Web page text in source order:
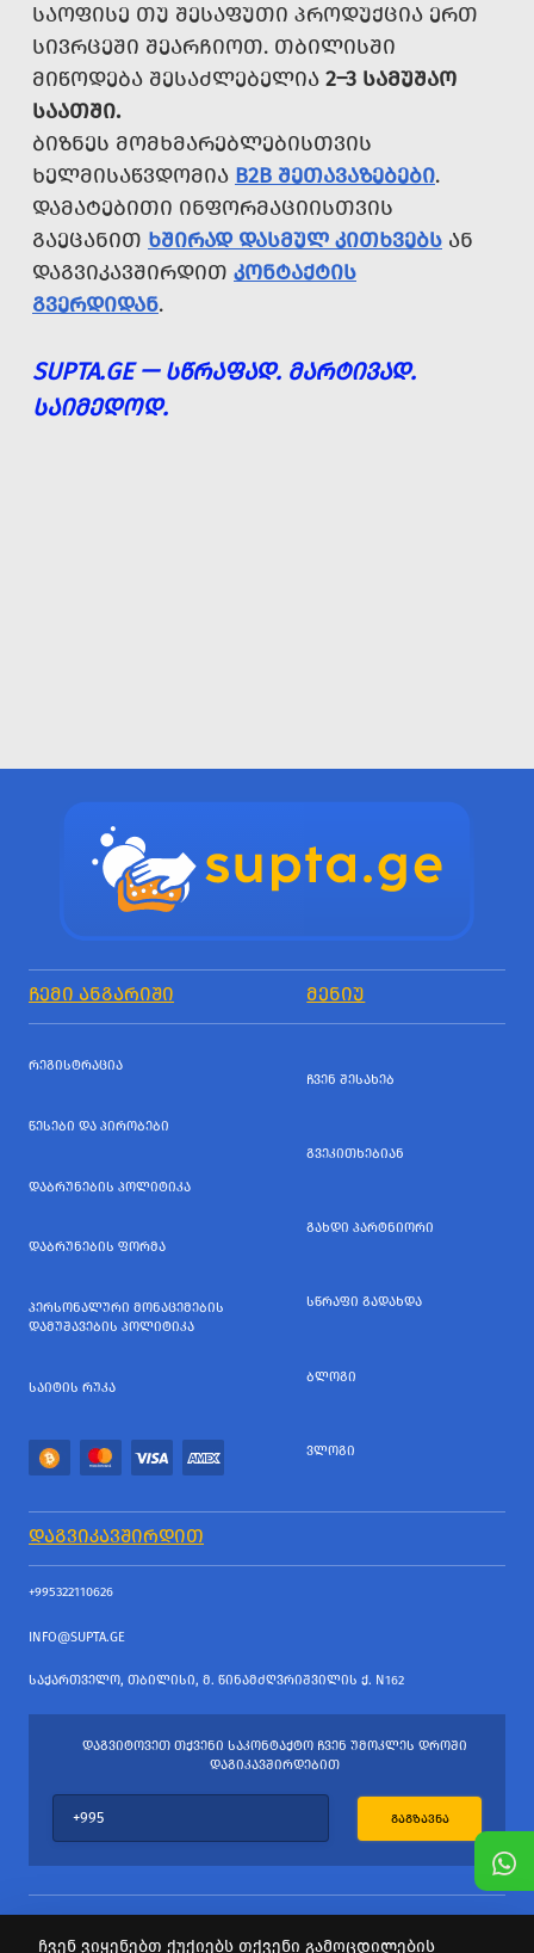
ᲡᲐᲝᲤᲘᲡᲔ ᲗᲣ ᲨᲔᲡᲐᲤᲣᲗᲘ ᲞᲠᲝᲓᲣᲥᲪᲘᲐ ᲔᲠᲗ
ᲡᲘᲕᲠᲪᲔᲨᲘ ᲨᲔᲐᲠᲩᲘᲝᲗ. ᲗᲑᲘᲚᲘᲡᲨᲘ
ᲛᲘᲬᲝᲓᲔᲑᲐ ᲨᲔᲡᲐᲫᲚᲔᲑᲔᲚᲘᲐ 2–3 ᲡᲐᲛᲣᲨᲐᲝ
ᲡᲐᲐᲗᲨᲘ.
ᲑᲘᲖᲜᲔᲡ ᲛᲝᲛᲮᲛᲐᲠᲔᲑᲚᲔᲑᲘᲡᲗᲕᲘᲡ
ᲮᲔᲚᲛᲘᲡᲐᲬᲕᲓᲝᲛᲘᲐ B2B ᲨᲔᲗᲐᲕᲐᲖᲔᲑᲔᲑᲘ.
ᲓᲐᲛᲐᲢᲔᲑᲘᲗᲘ ᲘᲜᲤᲝᲠᲛᲐᲪᲘᲘᲡᲗᲕᲘᲡ
ᲒᲐᲔᲪᲐᲜᲘᲗ ᲮᲨᲘᲠᲐᲓ ᲓᲐᲡᲛᲣᲚ ᲙᲘᲗᲮᲕᲔᲑᲡ ᲐᲜ
ᲓᲐᲒᲕᲘᲙᲐᲕᲨᲘᲠᲓᲘᲗ ᲙᲝᲜᲢᲐᲥᲢᲘᲡ
ᲒᲕᲔᲠᲓᲘᲓᲐᲜ.
SUPTA.GE — ᲡᲬᲠᲐᲤᲐᲓ. ᲛᲐᲠᲢᲘᲕᲐᲓ.
ᲡᲐᲘᲛᲔᲓᲝᲓ.
ᲩᲔᲛᲘ ᲐᲜᲒᲐᲠᲘᲨᲘ ᲛᲔᲜᲘᲣ
ᲠᲔᲒᲘᲡᲢᲠᲐᲪᲘᲐ
ᲬᲔᲡᲔᲑᲘ ᲓᲐ ᲞᲘᲠᲝᲑᲔᲑᲘ
ᲓᲐᲑᲠᲣᲜᲔᲑᲘᲡ ᲞᲝᲚᲘᲢᲘᲙᲐ
ᲓᲐᲑᲠᲣᲜᲔᲑᲘᲡ ᲤᲝᲠᲛᲐ
ᲞᲔᲠᲡᲝᲜᲐᲚᲣᲠᲘ ᲛᲝᲜᲐᲪᲔᲛᲔᲑᲘᲡ
ᲓᲐᲛᲣᲨᲐᲕᲔᲑᲘᲡ ᲞᲝᲚᲘᲢᲘᲙᲐ
ᲡᲐᲘᲢᲘᲡ ᲠᲣᲙᲐ
ᲩᲕᲔᲜ ᲨᲔᲡᲐᲮᲔᲑ
ᲒᲕᲔᲙᲘᲗᲮᲔᲑᲘᲐᲜ
ᲒᲐᲮᲓᲘ ᲞᲐᲠᲢᲜᲘᲝᲠᲘ
ᲡᲬᲠᲐᲤᲘ ᲒᲐᲓᲐᲮᲓᲐ
ᲑᲚᲝᲒᲘ
ᲕᲚᲝᲒᲘ
ᲓᲐᲒᲕᲘᲙᲐᲕᲨᲘᲠᲓᲘᲗ
+995322110626
INFO@SUPTA.GE
ᲡᲐᲥᲐᲠᲗᲕᲔᲚᲝ, ᲗᲑᲘᲚᲘᲡᲘ, Მ. ᲬᲘᲜᲐᲛᲫᲦᲕᲠᲘᲨᲕᲘᲚᲘᲡ Ქ. N162
ᲓᲐᲒᲕᲘᲢᲝᲕᲔᲗ ᲗᲥᲕᲔᲜᲘ ᲡᲐᲙᲝᲜᲢᲐᲥᲢᲝ ᲩᲕᲔᲜ ᲣᲛᲝᲙᲚᲔᲡ ᲓᲠᲝᲨᲘ
ᲓᲐᲒᲘᲙᲐᲕᲨᲘᲠᲓᲔᲑᲘᲗ
ᲒᲐᲒᲖᲐᲕᲜᲐ
ჩვენ ვიყენებთ ქუქიებს თქვენი გამოცდილების